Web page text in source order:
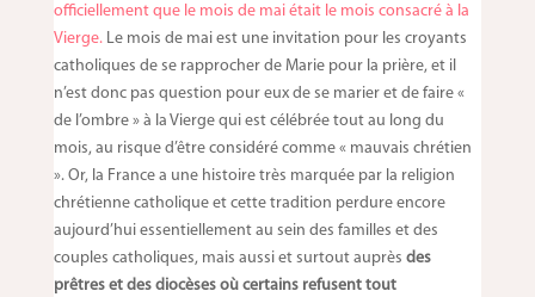
officiellement que le mois de mai était le mois consacré à la
Vierge.Le mois de mai est une invitation pour les croyants
catholiques de se rapprocher de Marie pour la prière, et il
n’est donc pas question pour eux de se marier et de faire «
de l’ombre » à la Vierge qui est célébrée tout au long du
mois, au risque d’être considéré comme « mauvais chrétien
». Or, la France a une histoire très marquée par la religion
chrétienne catholique et cette tradition perdure encore
aujourd’hui essentiellement au sein des familles et des
couples catholiques, mais aussi et surtout auprès des
prêtres et des diocèses où certains refusent tout